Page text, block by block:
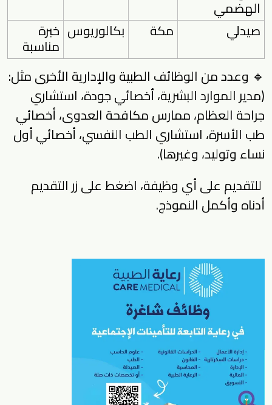
الهضمي
صيدلي
مكة بكالوريوس خبرة
مناسبة
🔹 وعدد من الوظائف الطبية والإدارية الأخرى مثل:
(مدير الموارد البشرية، أخصائي جودة، استشاري
جراحة العظام، ممارس مكافحة العدوى، أخصائي
طب الأسرة، استشاري الطب النفسي، أخصائي أول
نساء وتوليد، وغيرها).
للتقديم على أي وظيفة، اضغط على زر التقديم
أدناه وأكمل النموذج.